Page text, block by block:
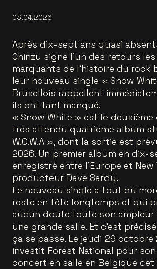
03.04.2026
Après dix-sept ans quasi
Ghinzu signe l’un des retours
marquants de l’histoire du rock
leur nouveau single « Snow
Bruxellois rappellent
ils ont tant manqué.
« Snow White » est le
très attendu quatrième album
W.O.W.A », dont la sortie est
2026. Un premier album en dix-
enregistré entre l’Europe et New
producteur Dave Sardy.
Le nouveau single a tout du
reste en tête longtemps et qui
aucun doute toute son ampleur
une grande salle. Et c’est
ça se passe. Le jeudi 29 octobre
investit Forest National pour
concert en salle en Belgique cet